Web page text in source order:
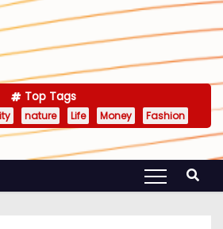
Top Tags
nature Life Money Fashion